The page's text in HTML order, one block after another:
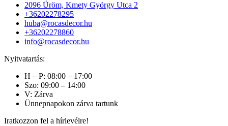
2096 Üröm, Kmety György Utca 2
+36202278295
huba@rocasdecor.hu
+36202278860
info@rocasdecor.hu
Nyitvatartás:
H – P: 08:00 – 17:00
Szo: 09:00 – 14:00
V: Zárva
Ünnepnapokon zárva tartunk
Iratkozzon fel a hírlevélre!